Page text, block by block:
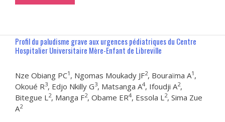
Profil du paludisme grave aux urgences pédiatriques du Centre
Hospitalier Universitaire Mère-Enfant de Libreville
Nze Obiang PC1 , Ngomas Moukady JF2, Bouraïma A1 ,
Okoué R3, Edjo Nkilly G3, Matsanga A4, Ifoudji A2,
Bitegue L2, Manga F2, Obame ER4, Essola L2, Sima Zue
A2